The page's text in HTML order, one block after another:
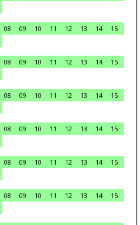
08 09 10 11 12 13 14
15
08 09 10 11 12 13 14
15
08 09 10 11 12 13 14
15
08 09 10 11 12 13 14
15
08 09 10 11 12 13 14
15
08 09 10 11 12 13 14
15